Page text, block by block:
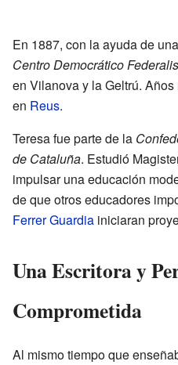
En 1887, con la ayuda de
Centro Democrático
en Vilanova y la Geltrú.
en Reus.
Teresa fue parte de la
de Cataluña. Estudió
impulsar una educación
de que otros educadores
Ferrer Guardia iniciaran
Una Escritora y
Comprometida
Al mismo tiempo que